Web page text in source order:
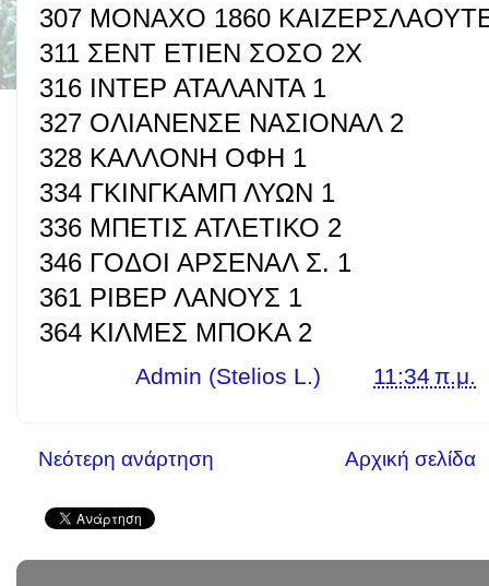
307 ΜΟΝΑΧΟ 1860
311 ΣΕΝΤ ΕΤΙΕΝ ΣΟΣΟ 2Χ
316 ΙΝΤΕΡ ΑΤΑΛΑΝΤΑ 1
327 ΟΛΙΑΝΕΝΣΕ ΝΑΣΙΟΝΑΛ 2
328 ΚΑΛΛΟΝΗ ΟΦΗ 1
334 ΓΚΙΝΓΚΑΜΠ ΛΥΩΝ 1
336 ΜΠΕΤΙΣ ΑΤΛΕΤΙΚΟ 2
346 ΓΟΔΟΙ ΑΡΣΕΝΑΛ Σ. 1
361 ΡΙΒΕΡ ΛΑΝΟΥΣ 1
364 ΚΙΛΜΕΣ ΜΠΟΚΑ 2
Admin (Stelios L.) 11:34 π.μ.
Νεότερη ανάρτηση Αρχική σελίδα